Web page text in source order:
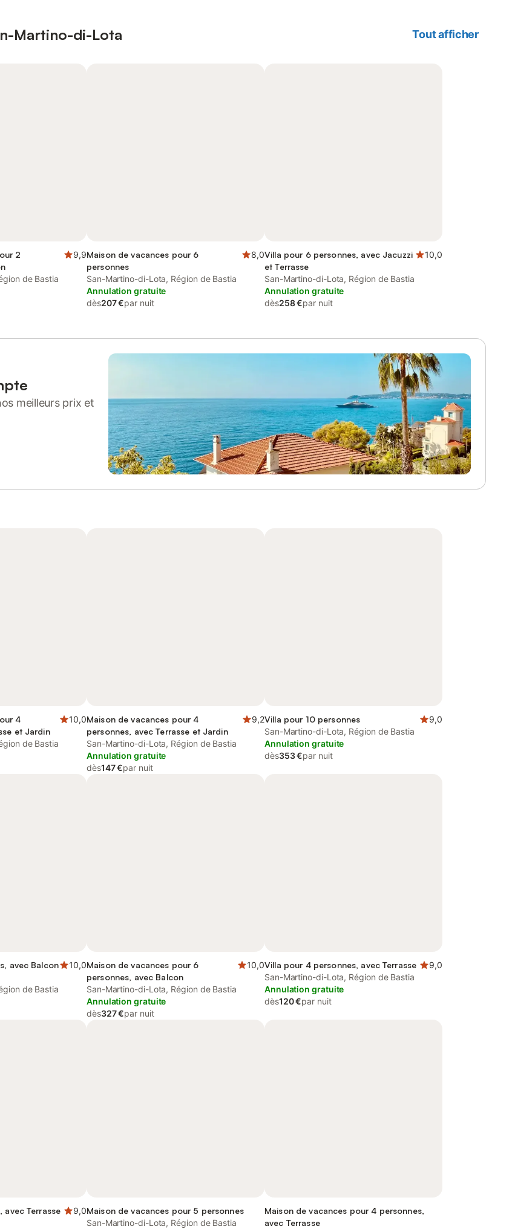
Martino-di-Lota Tout afficher
2
9,9
de Bastia
Maison de vacances pour 6
personnes
8,0
San-Martino-di-Lota, Région de Bastia
Annulation gratuite
dès207 €par nuit
Villa pour 6 personnes, avec Jacuzzi
et Terrasse
10,0
San-Martino-di-Lota, Région de Bastia
Annulation gratuite
dès258 €par nuit
meilleurs prix et
4
et Jardin
10,0
de Bastia
Maison de vacances pour 4
personnes, avec Terrasse et Jardin
9,2
San-Martino-di-Lota, Région de Bastia
Annulation gratuite
dès147 €par nuit
Villa pour 10 personnes
9,0
San-Martino-di-Lota, Région de Bastia
Annulation gratuite
dès353 €par nuit
avec Balcon
10,0
de Bastia
Maison de vacances pour 6
personnes, avec Balcon
10,0
San-Martino-di-Lota, Région de Bastia
Annulation gratuite
dès327 €par nuit
Villa pour 4 personnes, avec Terrasse
9,0
San-Martino-di-Lota, Région de Bastia
Annulation gratuite
dès120 €par nuit
avec Terrasse
9,0Maison de vacances pour 5 personnes
San-Martino-di-Lota, Région de Bastia
Maison de vacances pour 4 personnes,
avec Terrasse